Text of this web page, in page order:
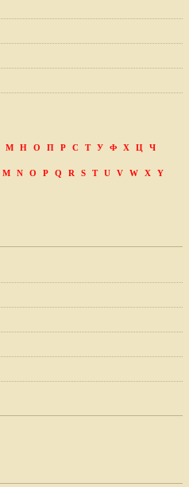
М Н О П Р С Т У Ф Х Ц
Ч
M N O P Q R S T U V W X
Y